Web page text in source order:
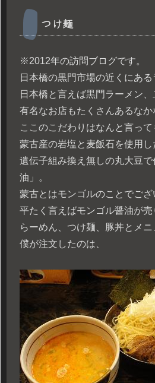
つけ麺
※2012年の訪問ブログです。
日本橋の黒門市場の近くにある
日本橋と言えば黒門ラーメン
有名なお店もたくさんあるなか
ここのこだわりはなんと言って
蒙古産の岩塩と麦飯石を使用し
遺伝子組み換え無しの丸大豆
油」。
蒙古とはモンゴルのことでござ
平たく言えばモンゴル醤油が売
らーめん、つけ麺、豚丼とメ
僕が注文したのは、